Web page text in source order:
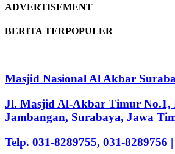
ADVERTISEMENT
BERITA TERPOPULER
Masjid Nasional Al Akbar
Jl. Masjid Al-Akbar Timur No.1,
Jambangan, Surabaya, Jawa
Telp. 031-8289755, 031-8289756